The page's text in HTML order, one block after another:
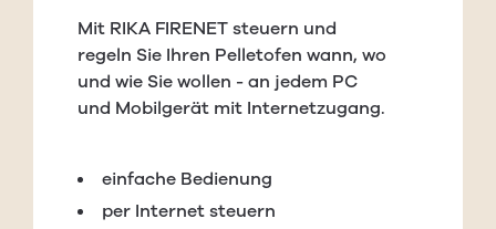
Mit RIKA FIRENET steuern und
regeln Sie Ihren Pelletofen wann, wo
und wie Sie wollen - an jedem PC
und Mobilgerät mit Internetzugang.
einfache Bedienung
per Internet steuern